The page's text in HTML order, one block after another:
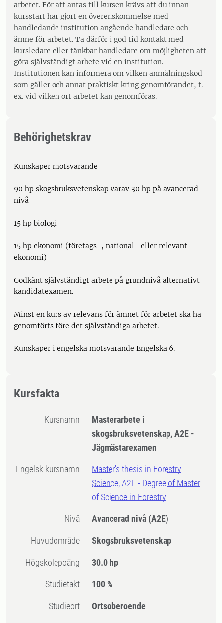
arbetet. För att antas till kursen krävs att du innan
kursstart har gjort en överenskommelse med
handledande institution angående handledare och
ämne för arbetet. Ta därför i god tid kontakt med
kursledare eller tänkbar handledare om möjligheten att
göra självständigt arbete vid en institution.
Institutionen kan informera om vilken anmälningskod
som gäller och annat praktiskt kring genomförandet, t.
ex. vid vilken ort arbetet kan genomföras.
Behörighetskrav
Kunskaper motsvarande
90 hp skogsbruksvetenskap varav 30 hp på avancerad
nivå
15 hp biologi
15 hp ekonomi (företags-, national- eller relevant
ekonomi)
Godkänt självständigt arbete på grundnivå alternativt
kandidatexamen.
Minst en kurs av relevans för ämnet för arbetet ska ha
genomförts före det självständiga arbetet.
Kunskaper i engelska motsvarande Engelska 6.
Kursfakta
Kursnamn
Masterarbete i
skogsbruksvetenskap, A2E -
Jägmästarexamen
Engelsk kursnamn
Master's thesis in Forestry
Science, A2E - Degree of Master
of Science in Forestry
Nivå Avancerad nivå (A2E)
Huvudområde Skogsbruksvetenskap
högskolepoäng 30.0 hp
Studietakt 100 %
Studieort Ortsoberoende